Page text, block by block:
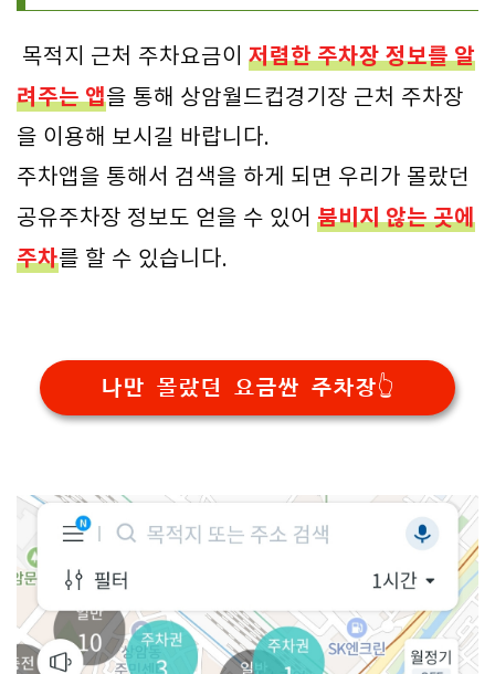
목적지 근처 주차요금이 저렴한 주차장 정보를 알
려주는 앱을 통해 상암월드컵경기장 근처 주차장
을 이용해 보시길 바랍니다.
주차앱을 통해서 검색을 하게 되면 우리가 몰랐던
공유주차장 정보도 얻을 수 있어 붐비지 않는 곳에
주차를 할 수 있습니다.
나만 몰랐던 요금싼 주차장👆